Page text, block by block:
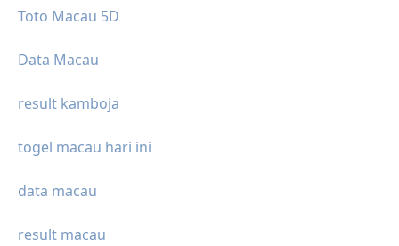
Toto Macau 5D
Data Macau
result kamboja
togel macau hari ini
data macau
result macau